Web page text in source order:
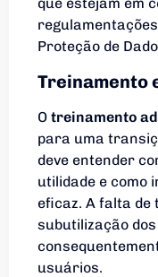
Proteção de
Treinamento
O treinamento
para uma
deve entender
utilidade e como
eficaz. A falta
subutilização
usuários.